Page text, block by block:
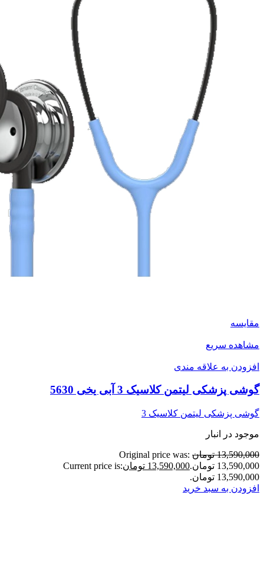
مقایسه
مشاهده سریع
افزودن به علاقه مندی
گوشی پزشکی لیتمن کلاسیک 3 آبی یخی 5630
گوشی پزشکی لیتمن کلاسیک 3
موجود در انبار
13,590,000 تومان
Original price was:
13,590,000 تومان.
13,590,000 تومان
Current price is:
13,590,000 تومان.
افزودن به سبد خرید